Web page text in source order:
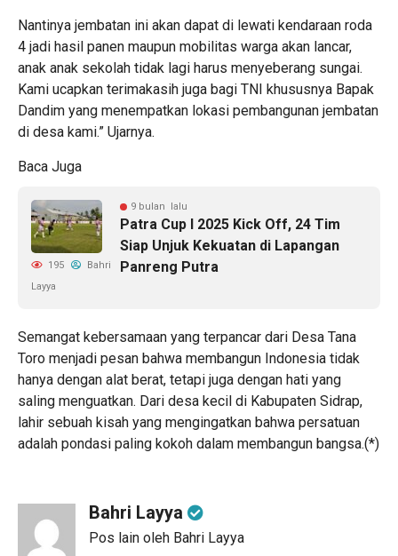
Nantinya jembatan ini akan dapat di lewati kendaraan roda
4 jadi hasil panen maupun mobilitas warga akan lancar,
anak anak sekolah tidak lagi harus menyeberang sungai.
Kami ucapkan terimakasih juga bagi TNI khususnya Bapak
Dandim yang menempatkan lokasi pembangunan jembatan
di desa kami.” Ujarnya.
Baca Juga
9 bulan lalu
Patra Cup I 2025 Kick Off, 24 Tim
Siap Unjuk Kekuatan di Lapangan
Panreng Putra
195
Bahri
Layya
Semangat kebersamaan yang terpancar dari Desa Tana
Toro menjadi pesan bahwa membangun Indonesia tidak
hanya dengan alat berat, tetapi juga dengan hati yang
saling menguatkan. Dari desa kecil di Kabupaten Sidrap,
lahir sebuah kisah yang mengingatkan bahwa persatuan
adalah pondasi paling kokoh dalam membangun bangsa.(*)
Bahri Layya
Pos lain oleh Bahri Layya